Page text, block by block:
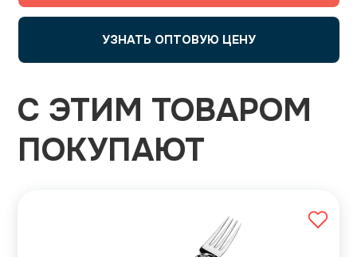
УЗНАТЬ ОПТОВУЮ ЦЕНУ
С ЭТИМ ТОВАРОМ
ПОКУПАЮТ